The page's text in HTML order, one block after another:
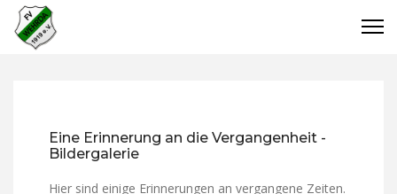
Eine Erinnerung an die Vergangenheit -
Bildergalerie
Hier sind einige Erinnerungen an vergangene Zeiten.